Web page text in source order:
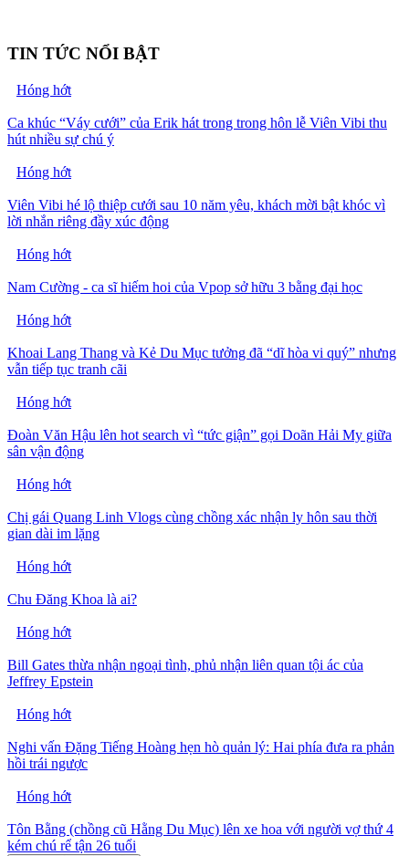
TIN TỨC NỔI BẬT
Hóng hớt
Ca khúc “Váy cưới” của Erik hát trong trong hôn lễ Viên Vibi thu
hút nhiều sự chú ý
Hóng hớt
Viên Vibi hé lộ thiệp cưới sau 10 năm yêu, khách mời bật khóc vì
lời nhắn riêng đầy xúc động
Hóng hớt
Nam Cường - ca sĩ hiếm hoi của Vpop sở hữu 3 bằng đại học
Hóng hớt
Khoai Lang Thang và Kẻ Du Mục tưởng đã “dĩ hòa vi quý” nhưng
vẫn tiếp tục tranh cãi
Hóng hớt
Đoàn Văn Hậu lên hot search vì “tức giận” gọi Doãn Hải My giữa
sân vận động
Hóng hớt
Chị gái Quang Linh Vlogs cùng chồng xác nhận ly hôn sau thời
gian dài im lặng
Hóng hớt
Chu Đăng Khoa là ai?
Hóng hớt
Bill Gates thừa nhận ngoại tình, phủ nhận liên quan tội ác của
Jeffrey Epstein
Hóng hớt
Nghi vấn Đặng Tiếng Hoàng hẹn hò quản lý: Hai phía đưa ra phản
hồi trái ngược
Hóng hớt
Tôn Bằng (chồng cũ Hằng Du Mục) lên xe hoa với người vợ thứ 4
kém chú rể tận 26 tuổi